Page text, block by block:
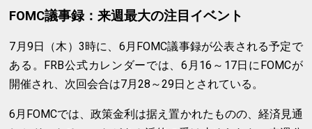
FOMC議事録：来週最大の注目イベント
7月9日（木）3時に、6月FOMC議事録が公表される予定で
ある。FRB公式カレンダーでは、6月16～17日にFOMCが
開催され、次回会合は7月28～29日とされている。
6月FOMCでは、政策金利は据え置かれたものの、経済見通